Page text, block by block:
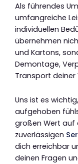
Als führendes
umfangreiche
individuellen
übernehmen
und Kartons,
Demontage,
Transport
Uns ist es
aufgehoben
großen Wert auf
zuverlässigen
dich erreichbar
deinen Fragen